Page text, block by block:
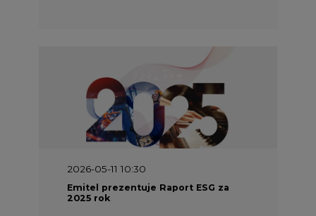
2026-04-27 06:30
Czy polskie firmy w ogóle wiedzą ile
energii zużywają? Raport Schneider